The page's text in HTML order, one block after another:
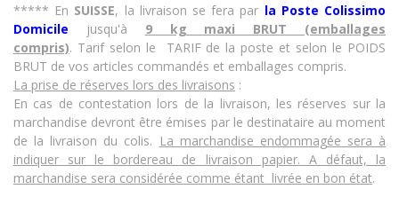
***** En SUISSE, la livraison se fera par la Poste Colissimo
Domicile
jusqu'à 9
kg maxi BRUT (emballages
compris). Tarif selon le TARIF de la poste et selon le POIDS
BRUT de vos articles commandés et emballages compris.
La prise de réserves lors des livraisons :
En cas de contestation lors de la livraison, les réserves sur la
marchandise devront être émises par le destinataire au moment
de la livraison du colis. La marchandise endommagée sera à
indiquer sur le bordereau de livraison papier. A défaut, la
marchandise sera considérée comme étant livrée en bon état.